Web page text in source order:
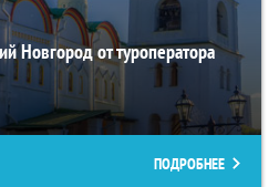
Новгород от туроператора
ПОДРОБНЕЕ